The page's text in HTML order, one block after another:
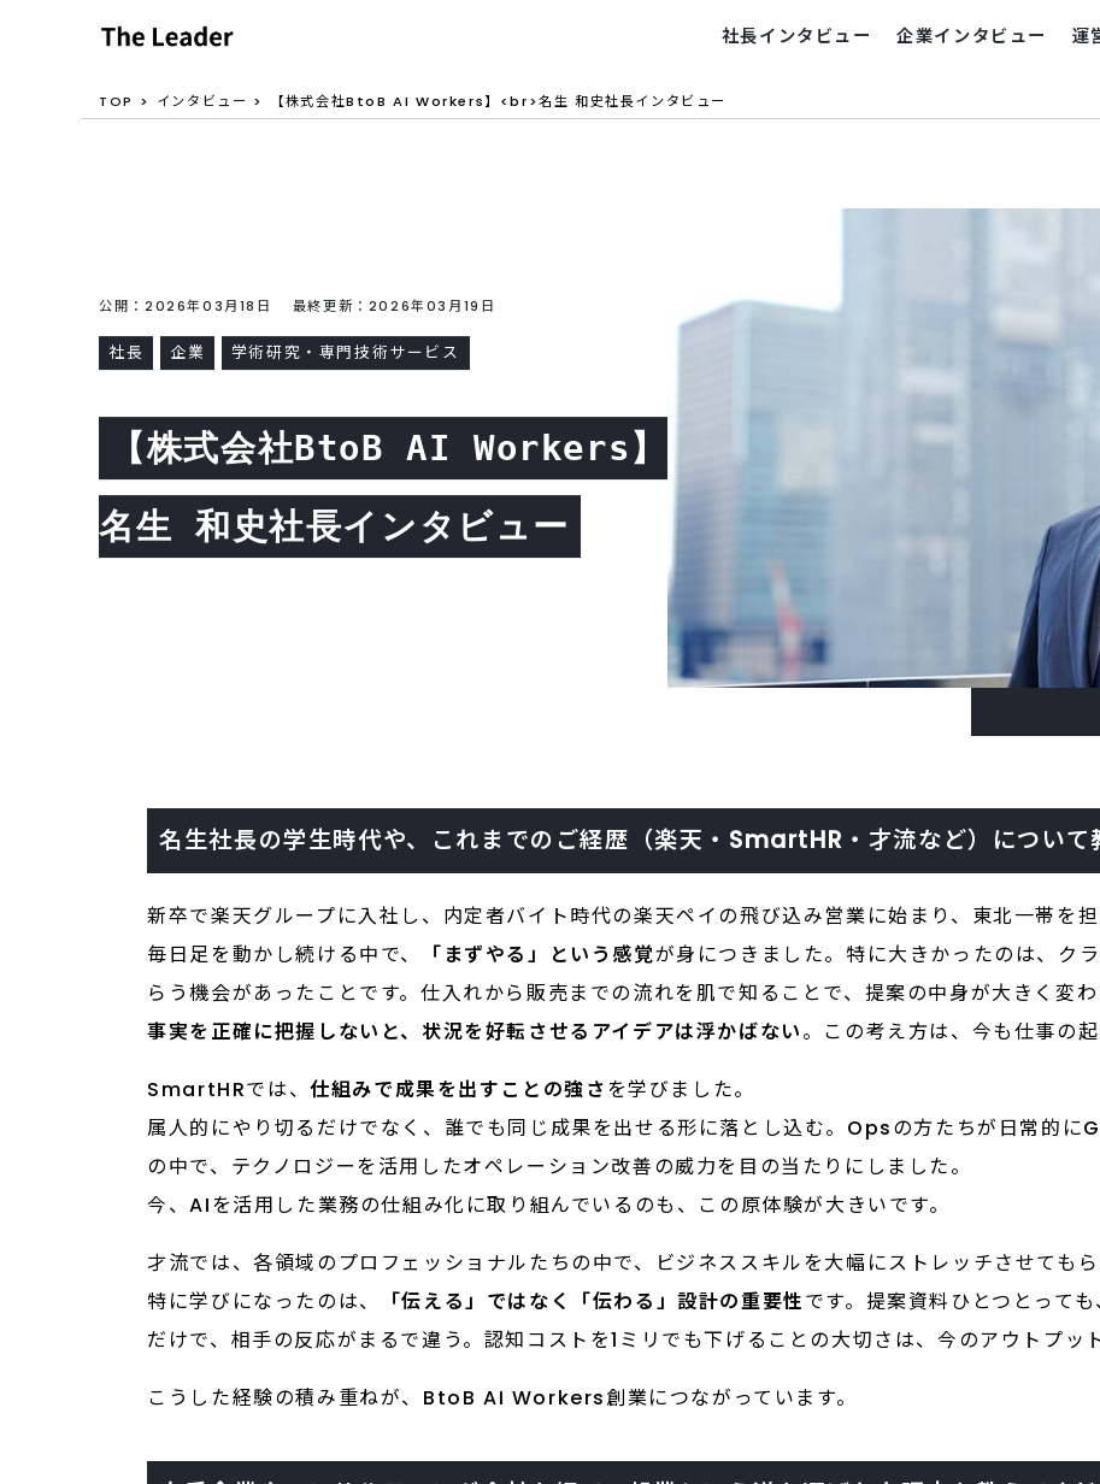
社長インタビュー 企業インタビュー 運
TOP インタビュー 【株式会社BtoB AI Workers】<br>名生 和史社長インタビュー
公開：2026年03月18日 最終更新：2026年03月19日
社長 企業 学術研究・専門技術サービス
【株式会社BtoB AI Workers】
名生 和史社長インタビュー
名生社長の学生時代や、これまでのご経歴（楽天・SmartHR・才流など）について
新卒で楽天グループに入社し、内定者バイト時代の楽天ペイの飛び込み営業に始まり、東北一帯を担
毎日足を動かし続ける中で、
「まずやる」という感覚が身につきました。特に大きかったのは、ク
らう機会があったことです。仕入れから販売までの流れを肌で知ることで、提案の中身が大きく変わ
事実を正確に把握しないと、状況を好転させるアイデアは浮かばない。この考え方は、今も仕事の起
SmartHRでは、仕組みで成果を出すことの強さを学びました。
属人的にやり切るだけでなく、誰でも同じ成果を出せる形に落とし込む。Opsの方たちが日常的に
の中で、テクノロジーを活用したオペレーション改善の威力を目の当たりにしました。
今、AIを活用した業務の仕組み化に取り組んでいるのも、この原体験が大きいです。
才流では、各領域のプロフェッショナルたちの中で、ビジネススキルを大幅にストレッチさせてもら
特に学びになったのは、
「伝える」ではなく「伝わる」設計の重要性です。提案資料ひとつとって
だけで、相手の反応がまるで違う。認知コストを1ミリでも下げることの大切さは、今のアウトプッ
こうした経験の積み重ねが、BtoB AI Workers創業につながっています。